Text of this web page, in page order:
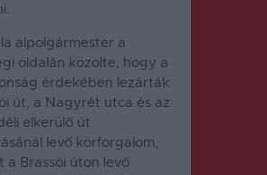
alpolgármester a
oldalán közölte, hogy a
érdekében lezárták
út, a Nagyrét utca és az
elkerülő út
levő körforgalom,
a Brassói úton levő